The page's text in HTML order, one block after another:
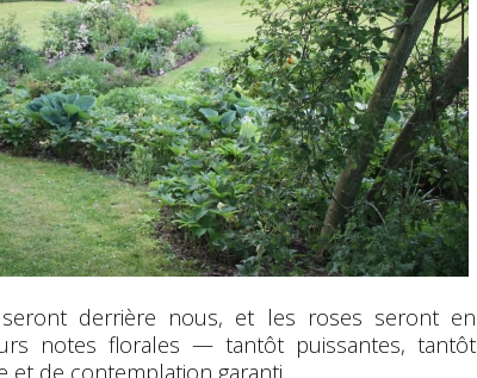
seront derrière nous, et les roses seront en
notes florales — tantôt puissantes, tantôt
et de contemplation garanti.